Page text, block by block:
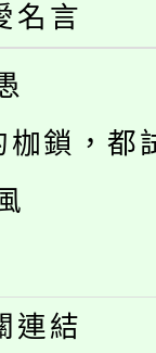
名言
鎖，都
連結